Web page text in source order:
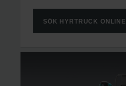
SÖK HYRTRUCK ONLINE